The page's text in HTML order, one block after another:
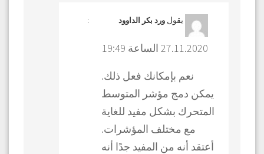
يقول ورد بكر الداوود :
27.11.2020 الساعة 19:49
نعم بإمكانك فعل ذلك.
يمكن دمج مؤشر المتوسط
المتحرك بشكل مفيد للغاية
مع مختلف المؤشرات.
أعتقد أنه من المفيد جدًا أنه